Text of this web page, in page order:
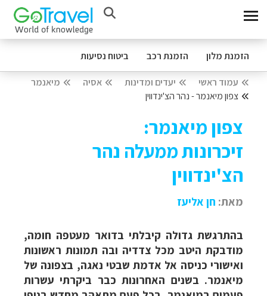
הזמנת מלון הזמנת רכב ביטוח נסיעות
עמוד ראשי יעדים ומדינות אסיה
מיאנמר
צפון מיאנמר - נהר הצ'ינדווין
צפון מיאנמר:
זיכרונות ממעלה נהר
הצ'ינדווין
מאת: חן אליעז
בהתרגשת גדולה קיבלתי בדואר מעטפה חומה,
מודבקת היטב מכל צדדיה ובה תמונות ראשונות
ואישורי כניסה אל אדמת שבטי נאגה, בצפונה של
מיאנמר. בשנים האחרונות כבר ביקרתי עשרות